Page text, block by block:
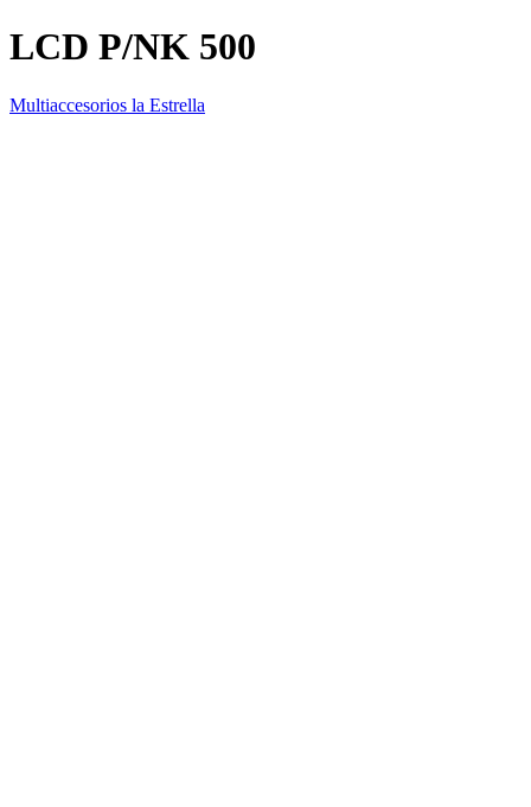
LCD P/NK 500
Multiaccesorios la Estrella